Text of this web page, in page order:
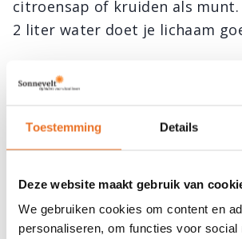
Toestemming Details
Deze website maakt gebruik van
We gebruiken cookies om content en
personaliseren, om functies voor social
citroensap of kruiden als
2 liter water doet je lichaam
Kleine maaltijden
Pas dan je eetritme aan. Kies er
Het liefst eten dat verkoelt.
het verteren van (grote porties)
energie kost en daardoor kun